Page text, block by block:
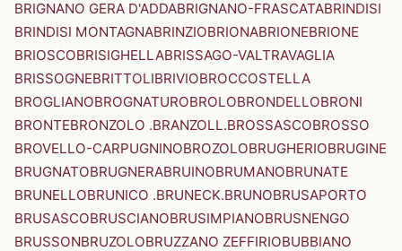
BRIGNANO GERA D'ADDABRIGNANO-FRASCATABRINDISI
BRINDISI MONTAGNABRINZIOBRIONABRIONEBRIONE
BRIOSCOBRISIGHELLABRISSAGO-VALTRAVAGLIA
BRISSOGNEBRITTOLIBRIVIOBROCCOSTELLA
BROGLIANOBROGNATUROBROLOBRONDELLOBRONI
BRONTEBRONZOLO .BRANZOLL.BROSSASCOBROSSO
BROVELLO-CARPUGNINOBROZOLOBRUGHERIOBRUGINE
BRUGNATOBRUGNERABRUINOBRUMANOBRUNATE
BRUNELLOBRUNICO .BRUNECK.BRUNOBRUSAPORTO
BRUSASCOBRUSCIANOBRUSIMPIANOBRUSNENGO
BRUSSONBRUZOLOBRUZZANO ZEFFIRIOBUBBIANO